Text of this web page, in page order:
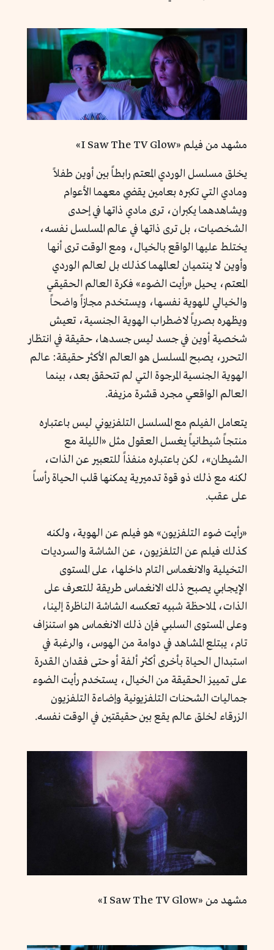
مشهد من فيلم «I Saw The TV Glow»
يخلق مسلسل الوردي المعتم رابطاً بين أوين طفلاً
ومادي التي تكبره بعامين يقضي معهما الأعوام
ويشاهدهما يكبران، ترى مادي ذاتها في إحدى
الشخصيات، بل ترى ذاتها في عالم المسلسل نفسه،
يختلط عليها الواقع بالخيال، ومع الوقت ترى أنها
وأوين لا ينتميان لعالمهما كذلك بل لعالم الوردي
المعتم، يحيل «رأيت الضوء» فكرة العالم الحقيقي
والخيالي للهوية نفسها، ويستخدم مجازاً واضحاً
ويظهره بصرياً لاضطراب الهوية الجنسية، تعيش
شخصية أوين في جسد ليس جسدها، حقيقة في انتظار
التحرر، يصبح المسلسل هو العالم الأكثر حقيقة: عالم
الهوية الجنسية المرجوة التي لم تتحقق بعد، بينما
العالم الواقعي مجرد قشرة مزيفة.
يتعامل الفيلم مع المسلسل التلفزيوني ليس باعتباره
منتجاً شيطانياً يغسل العقول مثل «الليلة مع
الشيطان»، لكن باعتباره منفذاً للتعبير عن الذات،
لكنه مع ذلك ذو قوة تدميرية يمكنها قلب الحياة رأساً
على عقب.
«رأيت ضوء التلفزيون» هو فيلم عن الهوية، ولكنه
كذلك فيلم عن التلفزيون، عن الشاشة والسرديات
التخيلية والانغماس التام داخلها، على المستوى
الإيجابي يصبح ذلك الانغماس طريقة للتعرف على
الذات، لملاحظة شبيه تعكسه الشاشة الناظرة إلينا،
وعلى المستوى السلبي فإن ذلك الانغماس هو استنزاف
تام، يبتلع المشاهد في دوامة من الهوس، والرغبة في
استبدال الحياة بأخرى أكثر ألفة أو حتى فقدان القدرة
على تمييز الحقيقة من الخيال، يستخدم رأيت الضوء
جماليات الشحنات التلفزيونية وإضاءة التلفزيون
الزرقاء لخلق عالم يقع بين حقيقتين في الوقت نفسه.
مشهد من «I Saw The TV Glow»